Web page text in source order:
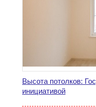
Высота потолков:
инициативой